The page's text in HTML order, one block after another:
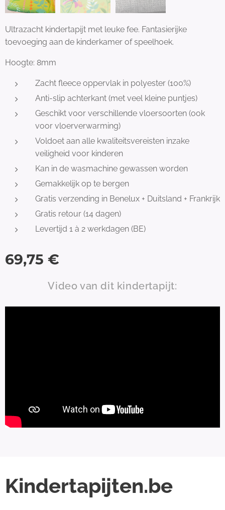
Ultrazacht kindertapijt met leuke fee. Fantasierijke
toevoeging aan de kinderkamer of speelhoek.
Hoogte: 8mm
Zacht fleece oppervlak in polyester (100%)
Anti-slip achterkant (met veel kleine puntjes)
Geschikt voor verschillende vloersoorten (ook
voor vloerverwarming)
Voldoet aan alle kwaliteitsvereisten inzake
veiligheid voor kinderen
Kan in de wasmachine gewassen worden
Gemakkelijk op te bergen
Gratis verzending in Benelux + Duitsland + Frankrijk
Gratis retour (14 dagen)
Levertijd 1 à 2 werkdagen (BE)
69,75 €
Video van dit kindertapijt:
Kindertapijten.be